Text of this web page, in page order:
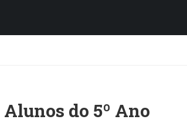
do 5º Ano